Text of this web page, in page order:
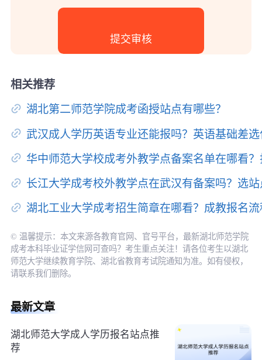
相关推荐
湖北第二师范学院成考函授站点有哪些？
武汉成人学历英语专业还能报吗？英语基础差
华中师范大学校成考外教学点备案名单在哪看
长江大学成考校外教学点在武汉有备案吗？选
湖北工业大学成考招生简章在哪看？成教报名
© 温馨提示：本文来源各教育官网、官号平台，最新湖北师范学院
成考本科毕业证学信网可查吗？考生重点关注！请各位考生以湖北
师范大学继续教育学院、湖北省教育考试院通知为准。如有侵权，
请联系我们删除。
最新文章
湖北师范大学成人学历报名站点推
荐